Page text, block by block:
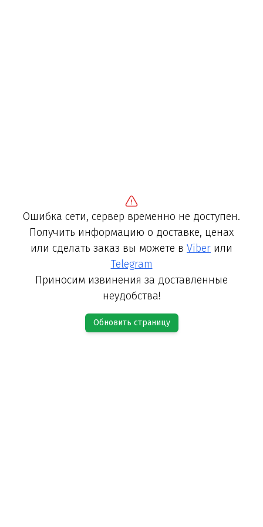
Ошибка сети, сервер временно не доступен.
Получить информацию о доставке, ценах
или сделать заказ вы можете в Viber или
Telegram
Приносим извинения за доставленные
неудобства!
Обновить страницу